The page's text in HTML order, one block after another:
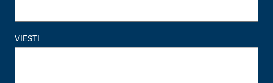
VIESTI